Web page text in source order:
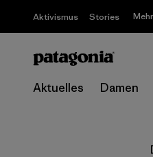
Aktivismus Stories Mehr
Aktuelles Damen